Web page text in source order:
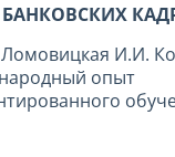
И.И.
опыт